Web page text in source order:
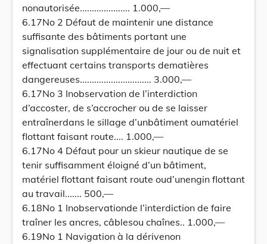
nonautorisée..................... 1.000,—
6.17No 2 Défaut de maintenir une distance
suffisante des bâtiments portant une
signalisation supplémentaire de jour ou de nuit et
effectuant certains transports dematières
dangereuses.............................. 3.000,—
6.17No 3 Inobservation de l’interdiction
d’accoster, de s’accrocher ou de se laisser
entraînerdans le sillage d’unbâtiment oumatériel
flottant faisant route.... 1.000,—
6.17No 4 Défaut pour un skieur nautique de se
tenir suffisamment éloigné d’un bâtiment,
matériel flottant faisant route oud’unengin flottant
au travail....... 500,—
6.18No 1 Inobservationde l’interdiction de faire
traîner les ancres, câblesou chaînes.. 1.000,—
6.19No 1 Navigation à la dérivenon